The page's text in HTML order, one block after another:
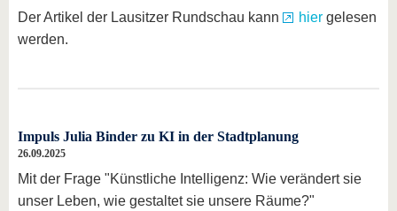
Der Artikel der Lausitzer Rundschau kann hier gelesen
werden.
Impuls Julia Binder zu KI in der Stadtplanung
26.09.2025
Mit der Frage "Künstliche Intelligenz: Wie verändert sie
unser Leben, wie gestaltet sie unsere Räume?"